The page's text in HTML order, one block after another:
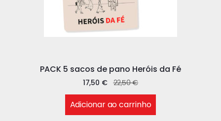
PACK 5 sacos de pano Heróis da Fé
22,50€
17,50 €
Adicionar ao carrinho